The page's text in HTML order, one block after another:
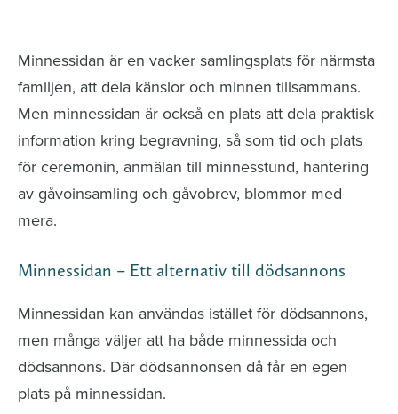
Minnessidan är en vacker samlingsplats för närmsta
familjen, att dela känslor och minnen tillsammans.
Men minnessidan är också en plats att dela praktisk
information kring begravning, så som tid och plats
för ceremonin, anmälan till minnesstund, hantering
av gåvoinsamling och gåvobrev, blommor med
mera.
Minnessidan – Ett alternativ till dödsannons
Minnessidan kan användas istället för dödsannons,
men många väljer att ha både minnessida och
dödsannons. Där dödsannonsen då får en egen
plats på minnessidan.